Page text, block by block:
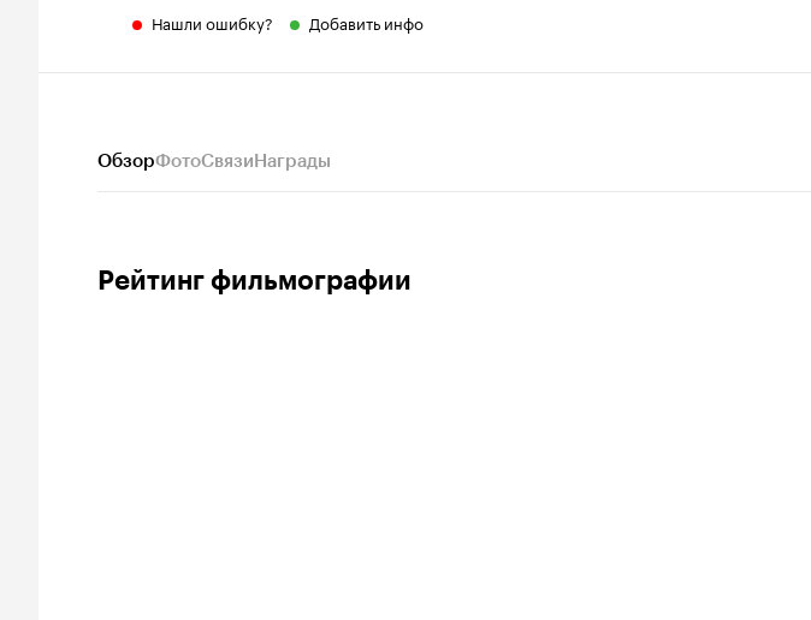
Нашли ошибку? Добавить инфо
ОбзорФотоСвязиНаграды
Рейтинг фильмографии